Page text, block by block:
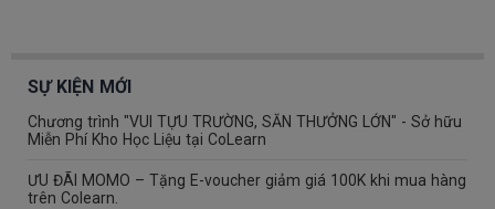
SỰ KIỆN MỚI
Chương trình "VUI TỰU TRƯỜNG, SĂN THƯỞNG LỚN" - Sở hữu
Miễn Phí Kho Học Liệu tại CoLearn
ƯU ĐÃI MOMO – Tặng E-voucher giảm giá 100K khi mua hàng
trên Colearn.